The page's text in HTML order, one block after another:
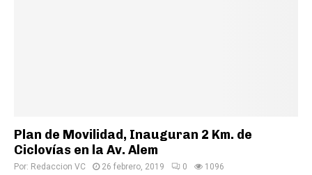
Plan de Movilidad, Inauguran 2 Km. de
Ciclovías en la Av. Alem
Por: Redaccion VC 26 febrero, 2019 0 1096